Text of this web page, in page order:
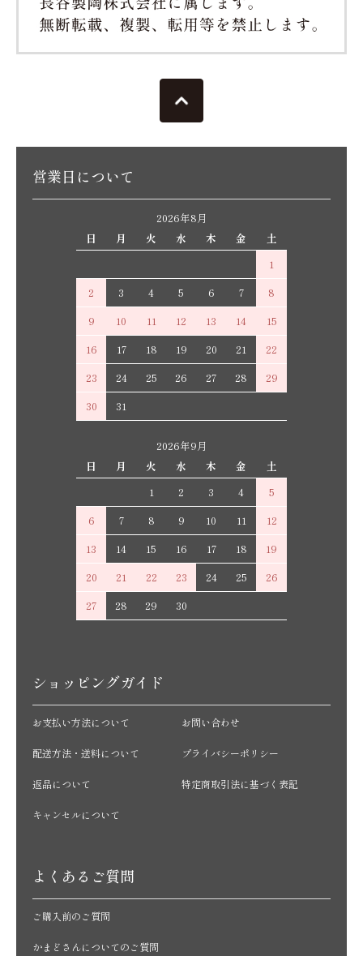
営業日について
2026年8月
日
月 火 水 木 金
土
1
2
3 4 5 6 7
8
9
10 11 12 13 14
15
16
17 18 19 20 21
22
23
24 25 26 27 28
29
30
31
2026年9月
日
月 火 水 木 金
土
1
2 3 4
5
6
7 8 9 10 11
12
13
14 15 16 17 18
19
20
21 22 23 24 25
26
27
28 29 30
ショッピングガイド
お支払い方法について
配送方法・送料について
返品について
キャンセルについて
お問い合わせ
プライバシーポリシー
特定商取引法に基づく表記
よくあるご質問
ご購入前のご質問
かまどさんについてのご質問